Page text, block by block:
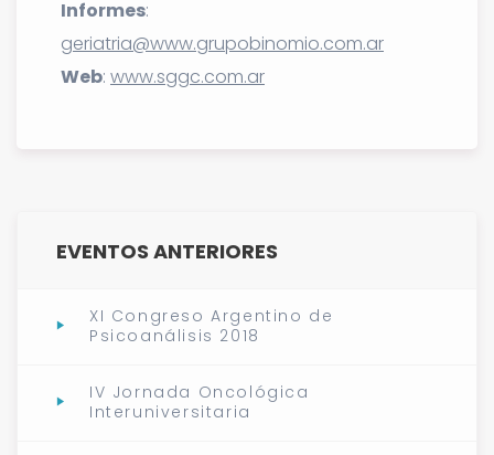
Informes:
geriatria@www.grupobinomio.com.ar
Web: www.sggc.com.ar
EVENTOS ANTERIORES
XI Congreso Argentino de
Psicoanálisis 2018
IV Jornada Oncológica
Interuniversitaria